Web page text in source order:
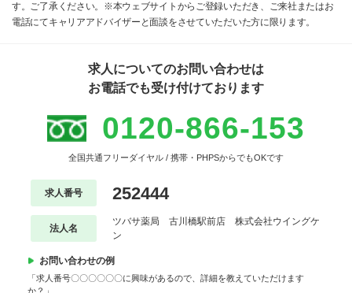
す。ご了承ください。※本ウェブサイトからご登録いただき、ご来社またはお
電話にてキャリアアドバイザーと面談をさせていただいた方に限ります。
求人についてのお問い合わせは
お電話でも受け付けております
0120-866-153
全国共通フリーダイヤル / 携帯・PHPSからでもOKです
求人番号 252444
法人名
ツバサ薬局 古川橋駅前店 株式会社ウイングケ
ン
お問い合わせの例
「求人番号〇〇〇〇〇〇に興味があるので、詳細を教えていただけます
か？」